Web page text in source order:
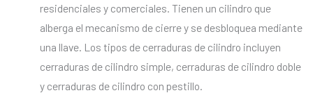
residenciales y comerciales. Tienen un cilindro que
alberga el mecanismo de cierre y se desbloquea mediante
una llave. Los tipos de cerraduras de cilindro incluyen
cerraduras de cilindro simple, cerraduras de cilindro doble
y cerraduras de cilindro con pestillo.